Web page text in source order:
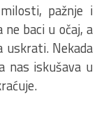
pažnje i
baci u očaj, a
uskrati. Nekada
nas iskušava u